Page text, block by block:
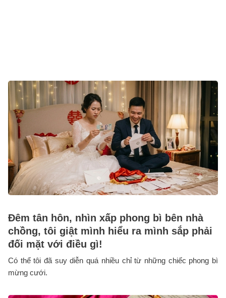
Đêm tân hôn, nhìn xấp phong bì bên nhà
chồng, tôi giật mình hiểu ra mình sắp phải
đối mặt với điều gì!
Có thể tôi đã suy diễn quá nhiều chỉ từ những chiếc phong bì
mừng cưới.